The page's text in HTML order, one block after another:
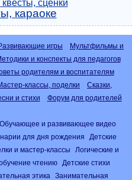
сценки
караоке
игры
Мультфильмы и
и конспекты для педагогов
родителям и воспитателям
классы, поделки
Сказки,
и стихи Форум для родителей
Обучающее и развивающее видео
для дня рождения
Детские
и мастер-классы
Логические и
чтению
Детские стихи
этика
Занимательная